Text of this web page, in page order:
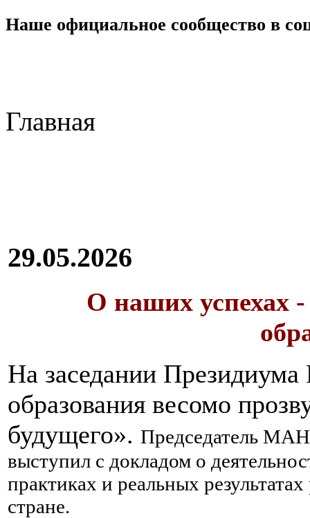
Наше официальное сообщество в
Главная
29.05.2026
О наших успехах
На заседании Президиума
образования весомо
будущего». Председатель
выступил с докладом о
практиках и реальных
стране.